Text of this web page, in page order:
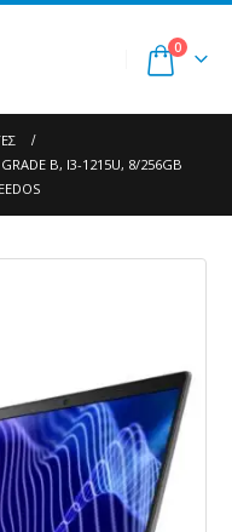
0
B, I3-1215U, 8/256GB